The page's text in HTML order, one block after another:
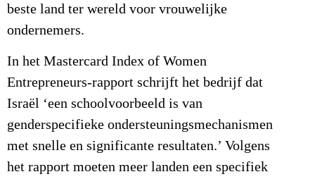
beste land ter wereld voor vrouwelijke
ondernemers.
In het Mastercard Index of Women
Entrepreneurs-rapport schrijft het bedrijf dat
Israël ‘een schoolvoorbeeld is van
genderspecifieke ondersteuningsmechanismen
met snelle en significante resultaten.’ Volgens
het rapport moeten meer landen een specifiek